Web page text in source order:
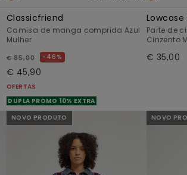
Classicfriend
Camisa de manga comprida Azul
Mulher
€ 85,00 46%
€ 45,90
OFERTAS
DUPLA PROMO 10% EXTRA
Lowcase
Parte de
Cinzento
€ 35,00
NOVO PRODUTO NOVO